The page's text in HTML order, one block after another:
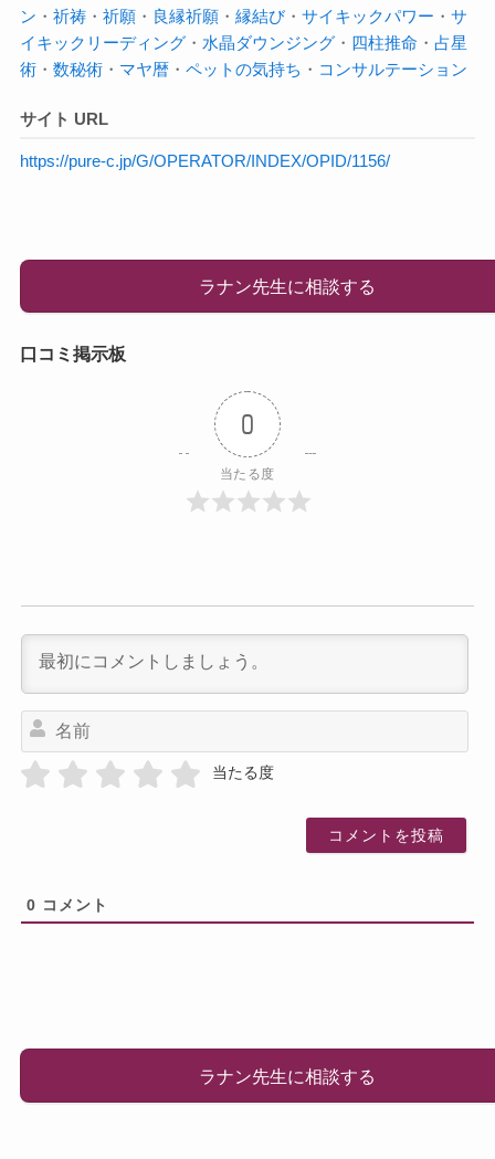
ン ・ 祈祷・ 祈願・ 良縁祈願・ 縁結び・ サイキックパワー ・ サ
イキック リーディング・ 水晶ダウンジング・ 四柱推命 ・ 占星
術・ 数秘術・ マヤ暦・ ペットの気持ち ・ コンサルテーション
サイト URL
https://pure-c.jp/G/OPERATOR/INDEX/OPID/1156/
ラナン先生に相談する
口コミ掲示板
0
当たる度
当たる度
0 コメント
ラナン先生に相談する